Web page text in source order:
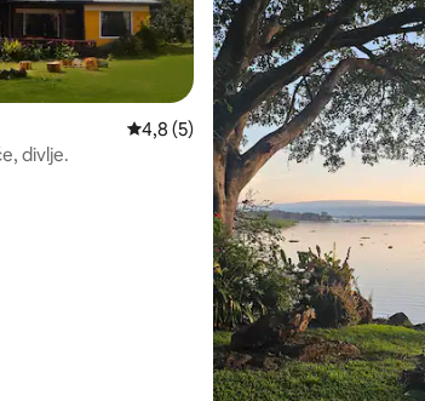
150 Prosječna ocjena: 4,8/5, recenzija: 5
4,8 (5)
divlje.